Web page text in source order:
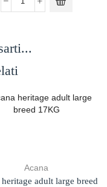
Acana
adult large breed